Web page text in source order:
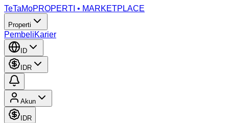
TeTaMoPROPERTI • MARKETPLACE
Properti
PembeliKarier
ID
IDR
Akun
IDR